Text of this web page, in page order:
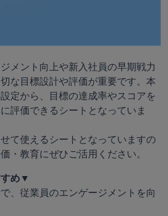
メント向上や新入社員の早期戦力
な目標設計や評価が重要です。本
定から、目標の達成率やスコアを
評価できるシートとなっていま
て使えるシートとなっていますの
・教育にぜひご活用ください。
め▼
、従業員のエンゲージメントを向